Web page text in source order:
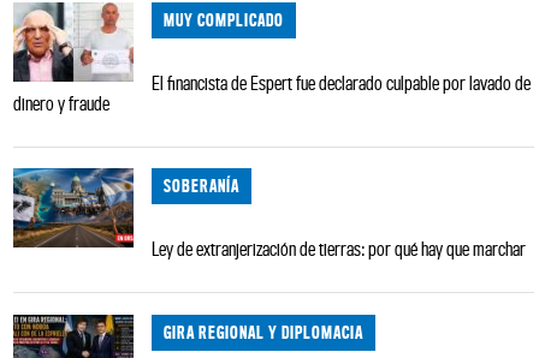
MUY COMPLICADO
El financista de Espert fue declarado culpable por lavado de
dinero y fraude
SOBERANÍA
Ley de extranjerización de tierras: por qué hay que marchar
GIRA REGIONAL Y DIPLOMACIA